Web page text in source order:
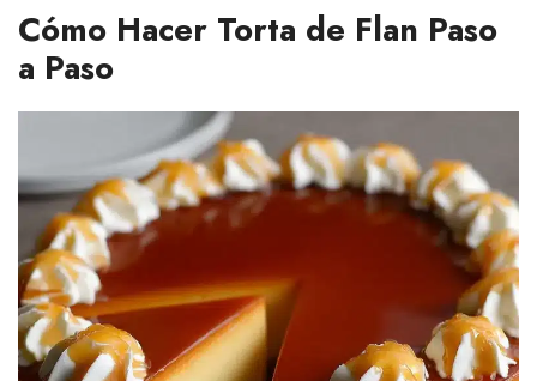
Cómo Hacer Torta de Flan Paso
a Paso